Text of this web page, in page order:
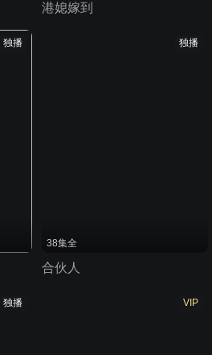
港媳嫁到
独播 独播
38集全
合伙人
独播 VIP